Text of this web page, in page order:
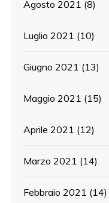
Agosto 2021 (8)
Luglio 2021 (10)
Giugno 2021 (13)
Maggio 2021 (15)
Aprile 2021 (12)
Marzo 2021 (14)
Febbraio 2021 (14)